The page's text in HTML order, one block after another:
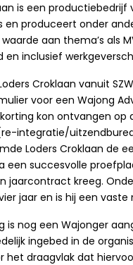
is een productiebedrijf
en produceert onder
aan thema’s als
en inclusief
Croklaan vanuit
voor een Wajong
kon ontvangen op
integratie/
Loders Croklaan de
een succesvolle
jaarcontract kreeg.
jaar en is hij een vaste
is nog een Wajonger
ingebed in de
het draagvlak dat